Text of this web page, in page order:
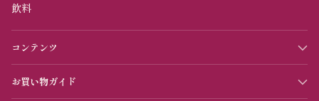
飲料
コンテンツ
お買い物ガイド